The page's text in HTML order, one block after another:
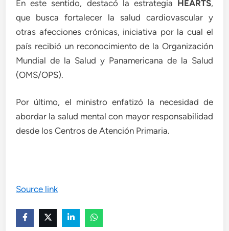
En este sentido, destacó la estrategia HEARTS,
que busca fortalecer la salud cardiovascular y
otras afecciones crónicas, iniciativa por la cual el
país recibió un reconocimiento de la Organización
Mundial de la Salud y Panamericana de la Salud
(OMS/OPS).
Por último, el ministro enfatizó la necesidad de
abordar la salud mental con mayor responsabilidad
desde los Centros de Atención Primaria.
Source link